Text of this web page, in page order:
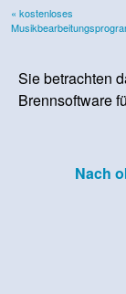
« kostenloses
Sie betrachten
Brennsoftware
Nach